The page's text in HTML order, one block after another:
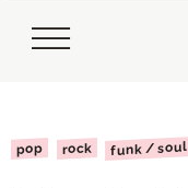
pop rock funk / soul